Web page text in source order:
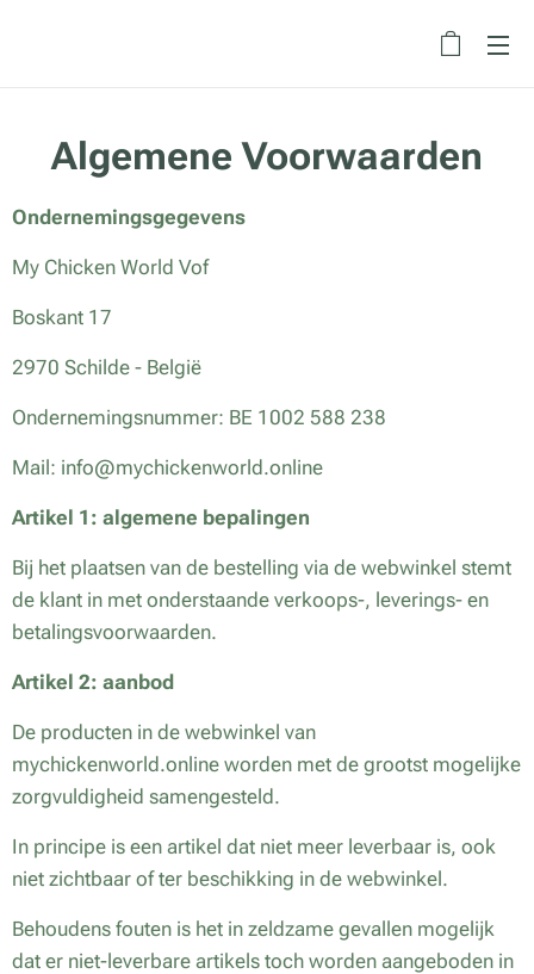
Algemene Voorwaarden
Ondernemingsgegevens
My Chicken World Vof
Boskant 17
2970 Schilde - België
Ondernemingsnummer: BE 1002 588 238
Mail: info@mychickenworld.online
Artikel 1: algemene bepalingen
Bij het plaatsen van de bestelling via de webwinkel stemt
de klant in met onderstaande verkoops-, leverings- en
betalingsvoorwaarden.
Artikel 2: aanbod
De producten in de webwinkel van
mychickenworld.online worden met de grootst mogelijke
zorgvuldigheid samengesteld.
In principe is een artikel dat niet meer leverbaar is, ook
niet zichtbaar of ter beschikking in de webwinkel.
Behoudens fouten is het in zeldzame gevallen mogelijk
dat er niet-leverbare artikels toch worden aangeboden in